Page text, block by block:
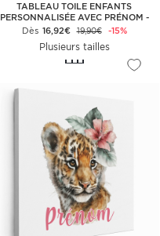
TABLEAU TOILE ENFANTS
PERSONNALISÉE AVEC PRÉNOM -
CHOUETTE COLORÉ
Dès 16,92€ 19,90€ -15%
Plusieurs tailles